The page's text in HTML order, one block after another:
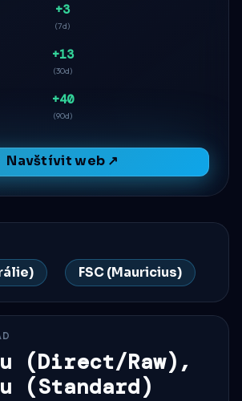
+3
(7d)
+13
(30d)
+40
(90d)
Navštívit web ↗
FSC (Mauricius)
(Direct/Raw),
(Standard)